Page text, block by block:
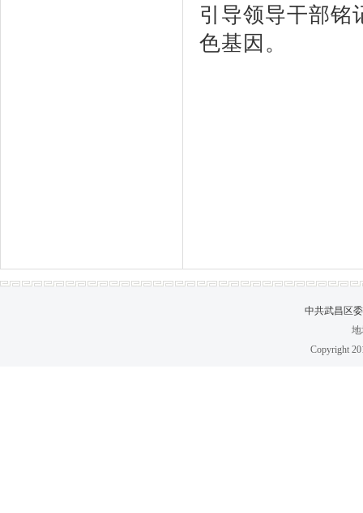
引导领导干部铭
色基因。
中共武昌区
Copyright